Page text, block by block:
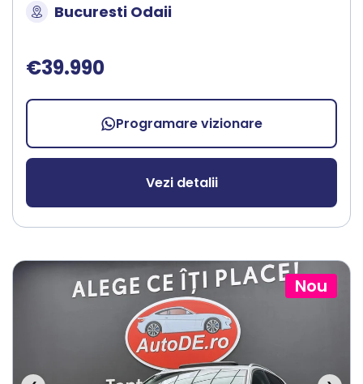
Bucuresti Odaii
€39.990
Programare vizionare
Vezi detalii
Nou